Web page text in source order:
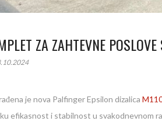
ZA ZAHTEVNE
je nova Palfinger Epsilon dizalica
efikasnost i stabilnost u svakodnevnom